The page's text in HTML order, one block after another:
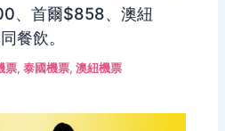
、首爾$858、澳紐
餐飲。
票,泰國機票,澳紐機票